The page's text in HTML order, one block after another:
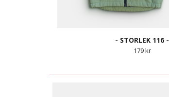
- STORLEK 116 -
179 kr